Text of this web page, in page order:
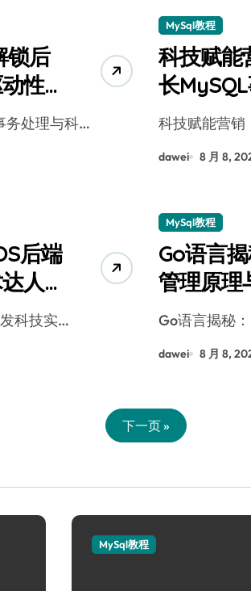
锁后
性
务处理与科…
MySql教程
科技赋能
长
战科技赋能营
dawei 8 月 8,
后端
人
发科技实…
MySql教程
Go语言
管理原理
践指南
Go语言揭秘
dawei 8 月 8,
下一页 »
MySql教程